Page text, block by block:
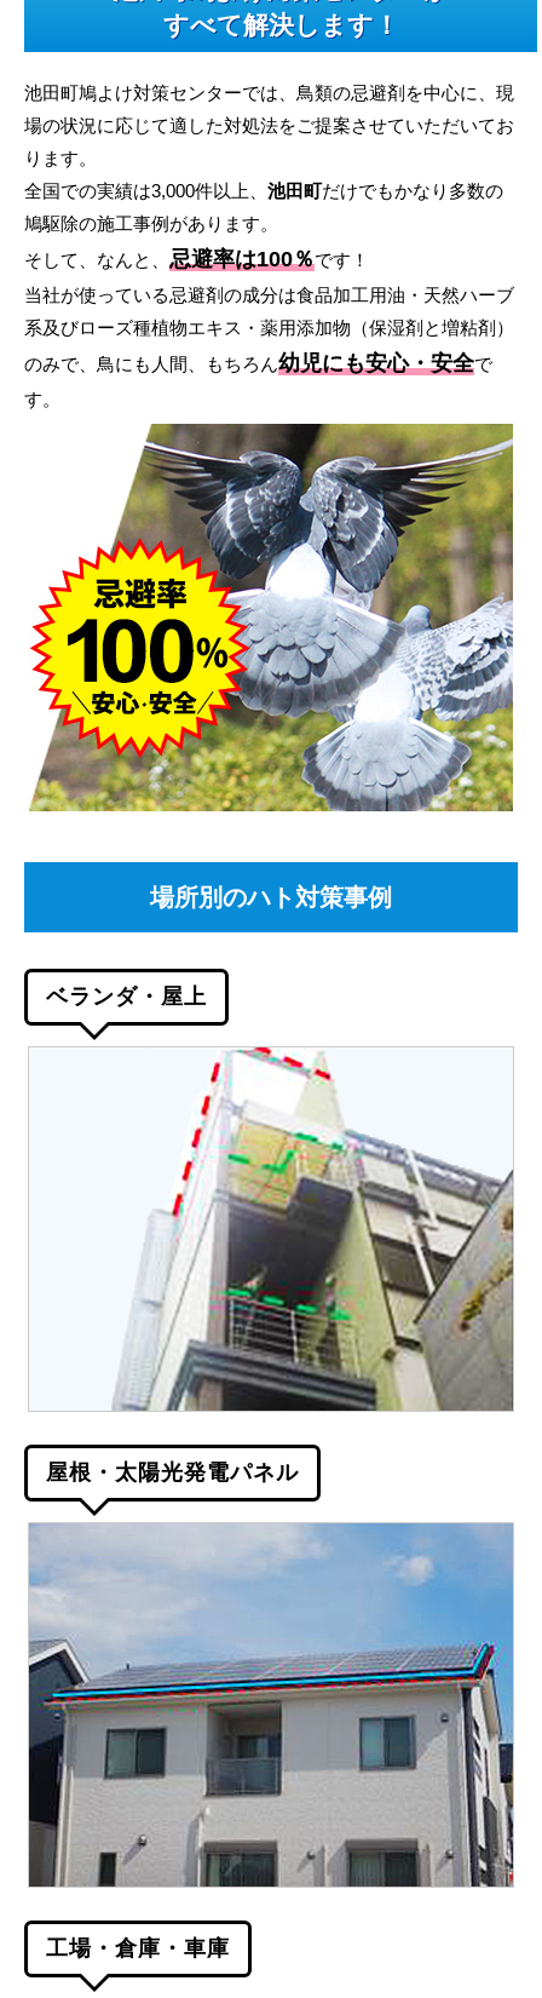
すべて解決します！
池田町鳩よけ対策センターでは、鳥類の忌避剤を中心に、現
場の状況に応じて適した対処法をご提案させていただいてお
ります。
全国での実績は3,000件以上、 池田町だけでもかなり多数の
鳩駆除の施工事例があります。
そして、なんと、 忌避率は100％です！
当社が使っている忌避剤の成分は食品加工用油・天然ハーブ
系及びローズ種植物エキス・薬用添加物（保湿剤と増粘剤）
のみで、鳥にも人間、もちろん幼児にも安心・安全で
す。
場所別のハト対策事例
ベランダ・屋上
屋根・太陽光発電パネル
工場・倉庫・車庫